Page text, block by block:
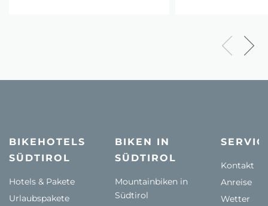
BIKEHOTELS
SÜDTIROL
Hotels & Pakete
Urlaubspakete
BIKEN IN
SÜDTIROL
Mountainbiken in
Südtirol
Kontakt
Anreise
Wetter